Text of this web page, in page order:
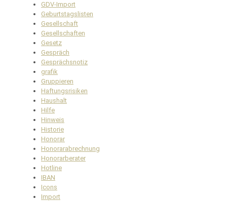
GDV-Import
Geburtstagslisten
Gesellschaft
Gesellschaften
Gesetz
Gespräch
Gesprächsnotiz
grafik
Gruppieren
Haftungsrisiken
Haushalt
Hilfe
Hinweis
Historie
Honorar
Honorarabrechnung
Honorarberater
Hotline
IBAN
Icons
Import